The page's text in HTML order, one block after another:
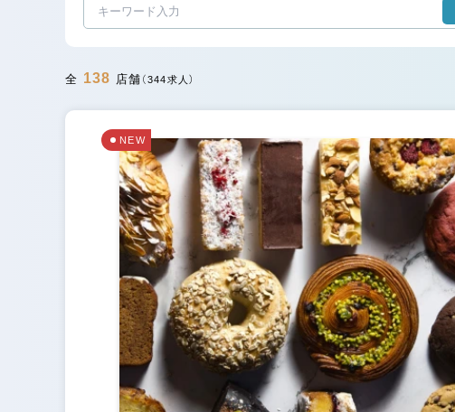
全 138 店舗 （344求人）
NEW